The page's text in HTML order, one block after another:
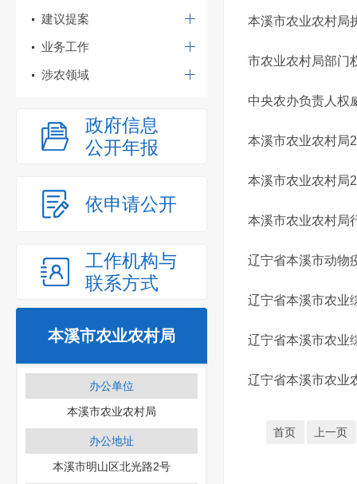
建议提案
业务工作
涉农领域
政府信息
公开年报
依申请公开
工作机构与
联系方式
本溪市农业农村局
办公单位
本溪市农业农村局
办公地址
本溪市明山区北光路2号
本溪市农业农村局
市农业农村局部门
中央农办负责人权
本溪市农业农村局
本溪市农业农村局
本溪市农业农村局
辽宁省本溪市动物
辽宁省本溪市农业
辽宁省本溪市农业
辽宁省本溪市农业
首页 上一页